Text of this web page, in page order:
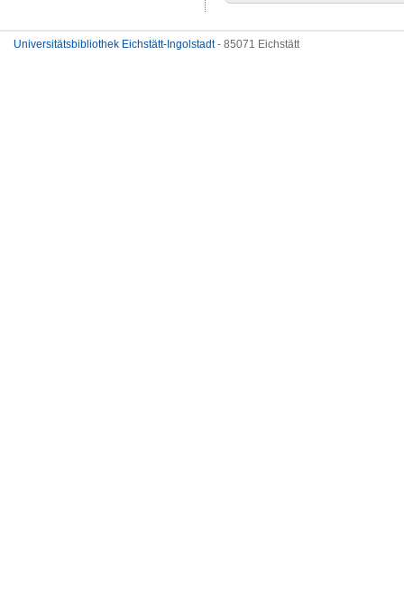
Universitätsbibliothek Eichstätt-Ingolstadt- 85071 Eichstätt